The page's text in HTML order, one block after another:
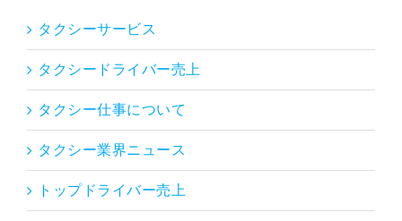
タクシーサービス
タクシードライバー売上
タクシー仕事について
タクシー業界ニュース
トップドライバー売上